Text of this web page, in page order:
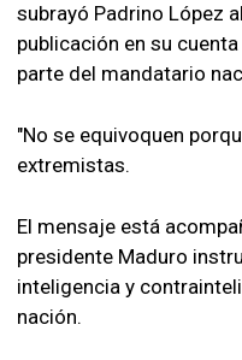
subrayó Padrino López
publicación en su
parte del mandatario
"No se equivoquen
extremistas.
El mensaje está
presidente Maduro
inteligencia y
nación.